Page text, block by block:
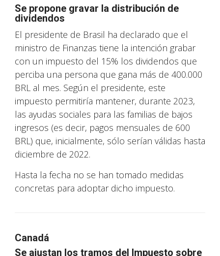
Se propone gravar la distribución de
dividendos
El presidente de Brasil ha declarado que el
ministro de Finanzas tiene la intención grabar
con un impuesto del 15% los dividendos que
perciba una persona que gana más de 400.000
BRL al mes. Según el presidente, este
impuesto permitiría mantener, durante 2023,
las ayudas sociales para las familias de bajos
ingresos (es decir, pagos mensuales de 600
BRL) que, inicialmente, sólo serían válidas hasta
diciembre de 2022.
Hasta la fecha no se han tomado medidas
concretas para adoptar dicho impuesto.
Canadá
Se ajustan los tramos del Impuesto sobre